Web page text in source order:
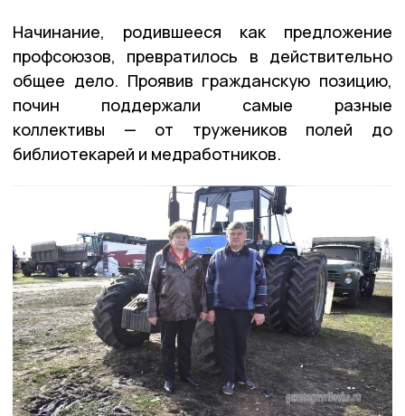
Начинание, родившееся как предложение
профсоюзов, превратилось в действительно
общее дело. Проявив гражданскую позицию,
почин поддержали самые разные
коллективы — от тружеников полей до
библиотекарей и медработников.